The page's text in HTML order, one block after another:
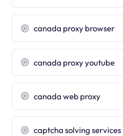
canada proxy browser
canada proxy youtube
canada web proxy
captcha solving services